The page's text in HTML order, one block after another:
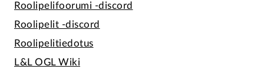
Roolipelifoorumi -discord
Roolipelit -discord
Roolipelitiedotus
L&L OGL Wiki